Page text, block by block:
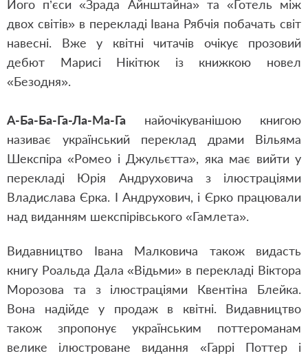
Його п’єси «Зрада Айнштайна» та «Готель між
двох світів» в перекладі Івана Рябчія побачать світ
навесні. Вже у квітні читачів очікує прозовий
дебют Марисі Нікітюк із книжкою новел
«Безодня».
А-Ба-Ба-Га-Ла-Ма-Га найочікуванішою книгою
називає український переклад драми Вільяма
Шекспіра «Ромео і Джульєтта», яка має вийти у
перекладі Юрія Андруховича з ілюстраціями
Владислава Єрка. І Андрухович, і Єрко працювали
над виданням шекспірівського «Гамлета».
Видавництво Івана Малковича також видасть
книгу Роальда Дала «Відьми» в перекладі Віктора
Морозова та з ілюстраціями Квентіна Блейка.
Вона надійде у продаж в квітні. Видавництво
також зпропонує українським поттероманам
велике ілюстроване видання «Гаррі Поттер і